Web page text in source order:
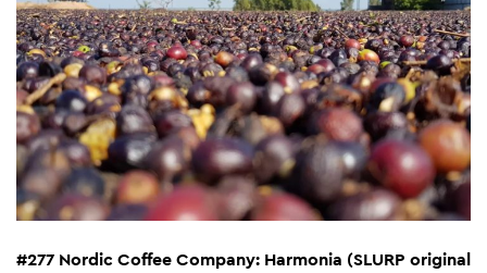
#277 Nordic Coffee Company: Harmonia (SLURP original